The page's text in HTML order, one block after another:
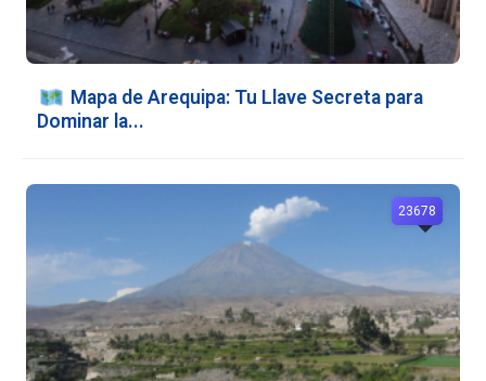
️ Mapa de Arequipa: Tu Llave Secreta para
Dominar la...
23678